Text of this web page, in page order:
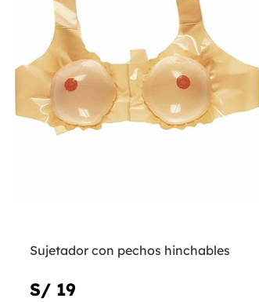
Sujetador con pechos hinchables
S/ 19